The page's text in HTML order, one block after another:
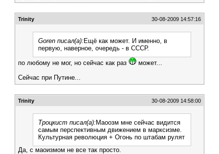
Trinity 30-08-2009 14:57:16
Goren писал(а): Ещё как может. И именно, в
первую, наверное, очередь - в СССР.
по любому не мог, но сейчас как раз
может...
Сейчас при Путине...
Trinity 30-08-2009 14:58:00
Троцкист писал(а): Маоозм мне сейчас видится
самым перспективным движением в марксизме.
Культурная революция + Огонь по штабам рулят
Да, с маоизмом не все так просто.